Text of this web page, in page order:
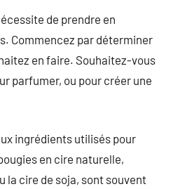
de prendre en
Commencez par déterminer
en faire. Souhaitez-vous
parfumer, ou pour créer une
ingrédients utilisés pour
en cire naturelle,
la cire de soja, sont souvent